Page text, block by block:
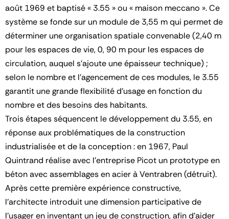
août 1969 et baptisé « 3.55 » ou « maison meccano ». Ce
système se fonde sur un module de 3,55 m qui permet de
déterminer une organisation spatiale convenable (2,40 m
pour les espaces de vie, 0, 90 m pour les espaces de
circulation, auquel s'ajoute une épaisseur technique) ;
selon le nombre et l'agencement de ces modules, le 3.55
garantit une grande flexibilité d'usage en fonction du
nombre et des besoins des habitants.
Trois étapes séquencent le développement du 3.55, en
réponse aux problématiques de la construction
industrialisée et de la conception : en 1967, Paul
Quintrand réalise avec l'entreprise Picot un prototype en
béton avec assemblages en acier à Ventrabren (détruit).
Après cette première expérience constructive,
l'architecte introduit une dimension participative de
l'usager en inventant un jeu de construction, afin d'aider